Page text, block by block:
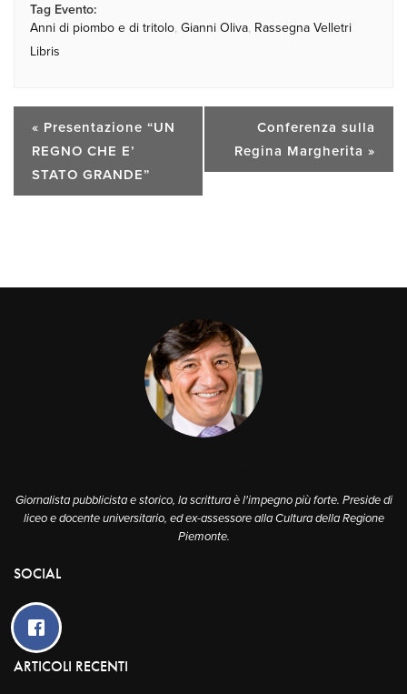
Tag Evento:
Anni di piombo e di tritolo, Gianni Oliva, Rassegna Velletri
Libris
« Presentazione “UN
REGNO CHE E’
STATO GRANDE”
Conferenza sulla
Regina Margherita »
Giornalista pubblicista e storico, la scrittura è l'impegno più forte. Preside di
liceo e docente universitario, ed ex-assessore alla Cultura della Regione
Piemonte.
SOCIAL
ARTICOLI RECENTI